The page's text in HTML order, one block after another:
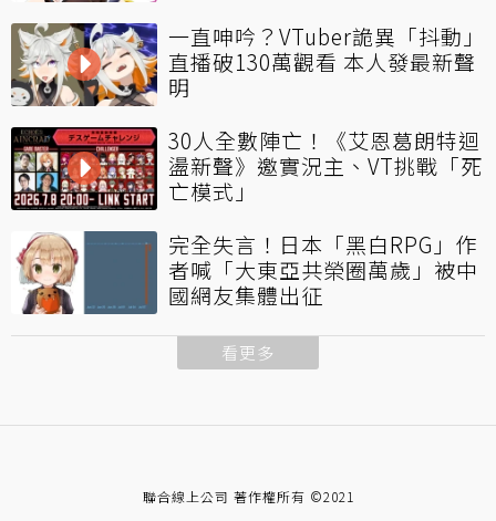
一直呻吟？VTuber詭異「抖動」
直播破130萬觀看 本人發最新聲
明
30人全數陣亡！《艾恩葛朗特迴
盪新聲》邀實況主、VT挑戰「死
亡模式」
完全失言！日本「黑白RPG」作
者喊「大東亞共榮圈萬歲」被中
國網友集體出征
看更多
聯合線上公司 著作權所有 ©2021